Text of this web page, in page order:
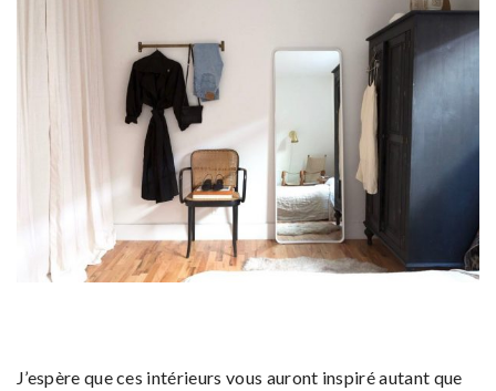
J’espère que ces intérieurs vous auront inspiré autant que